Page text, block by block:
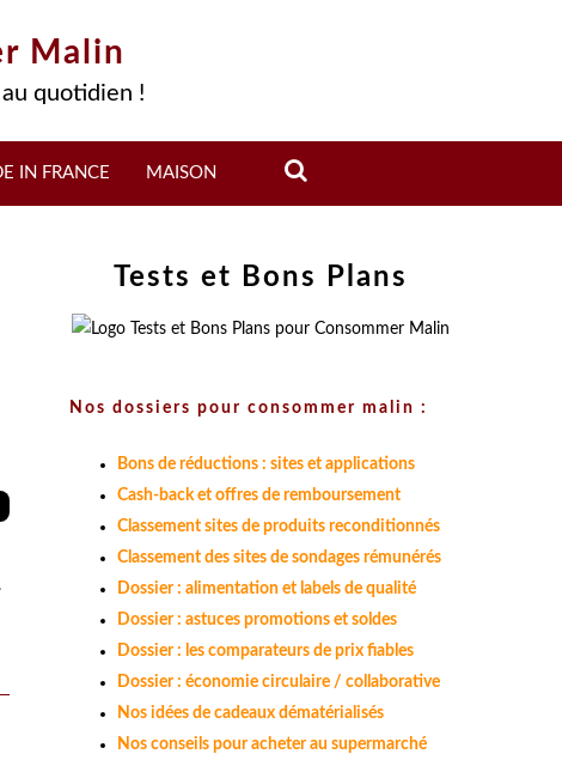
Malin
quotidien !
IN FRANCE MAISON
Tests et Bons Plans
Nos dossiers pour consommer malin :
Bons de réductions : sites et applications
Cash-back et offres de remboursement
Classement sites de produits reconditionnés
Classement des sites de sondages rémunérés
Dossier : alimentation et labels de qualité
Dossier : astuces promotions et soldes
Dossier : les comparateurs de prix fiables
Dossier : économie circulaire / collaborative
Nos idées de cadeaux dématérialisés
Nos conseils pour acheter au supermarché